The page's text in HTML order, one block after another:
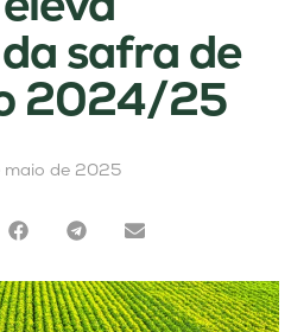
safra de
2024/25
maio de 2025